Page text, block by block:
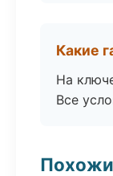
Какие
На
Все